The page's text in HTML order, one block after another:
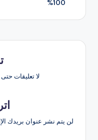
100%
لا تعليقات حتى
لن يتم نشر عنوان بريدك